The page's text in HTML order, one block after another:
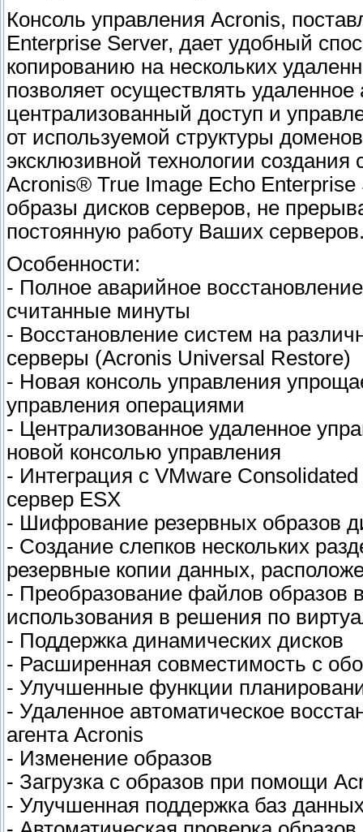
Консоль управления Acronis,
Enterprise Server, дает удобный
копированию на нескольких
позволяет осуществлять
централизованный доступ и
от используемой структуры
эксклюзивной технологии
Acronis® True Image Echo Enterprise
образы дисков серверов, не
постоянную работу Ваших
Особенности:
- Полное аварийное
считанные минуты
- Восстановление систем на
серверы (Acronis Universal Restore)
- Новая консоль управления
управления операциями
- Централизованное удаленное
новой консолью управления
- Интеграция с VMware Consolidated
сервер ESX
- Шифрование резервных образов
- Создание слепков нескольких
резервные копии данных,
- Преобразование файлов образов
использования в решения по
- Поддержка динамических дисков
- Расширенная совместимость с
- Улучшенные функции
- Удаленное автоматическое
агента Acronis
- Изменение образов
- Загрузка с образов при помощи
- Улучшенная поддержка баз